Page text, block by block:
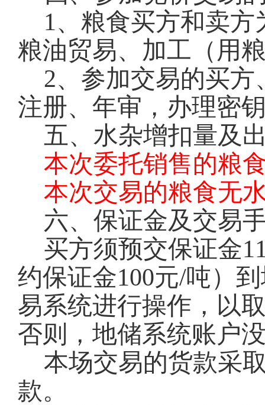
1、粮食买方和卖
粮油贸易、加工（用
2、参加交易的买
注册、年审，办理密
五、水杂增扣量及
本次委托销售的粮
本次交易的粮食无
六、保证金及交易
买方须预交保证金
约保证金100元/吨）
易系统进行操作，以
否则，地储系统账户
本场交易的货款采
款。